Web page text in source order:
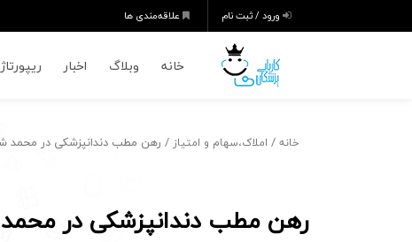
ورود / ثبت نام علاقه‌مندی ها
خانه وبلاگ اخبار ریپورتاژ
خانه / املاک،سهام و امتیاز / رهن مطب دندانپزشکی در محمد
رهن مطب دندانپزشکی در